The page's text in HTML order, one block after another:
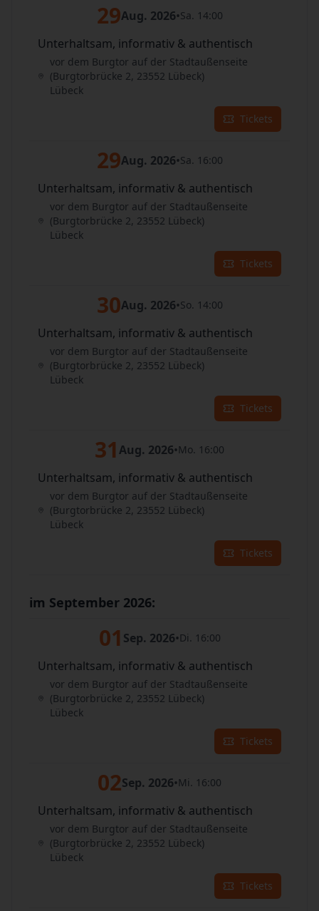
29Aug. 2026•Sa. 14:00
Unterhaltsam, informativ & authentisch
vor dem Burgtor auf der Stadtaußenseite
(Burgtorbrücke 2, 23552 Lübeck)
Lübeck
Tickets
29Aug. 2026•Sa. 16:00
Unterhaltsam, informativ & authentisch
vor dem Burgtor auf der Stadtaußenseite
(Burgtorbrücke 2, 23552 Lübeck)
Lübeck
Tickets
30Aug. 2026•So. 14:00
Unterhaltsam, informativ & authentisch
vor dem Burgtor auf der Stadtaußenseite
(Burgtorbrücke 2, 23552 Lübeck)
Lübeck
Tickets
31 Aug. 2026•Mo. 16:00
Unterhaltsam, informativ & authentisch
vor dem Burgtor auf der Stadtaußenseite
(Burgtorbrücke 2, 23552 Lübeck)
Lübeck
Tickets
im September 2026:
01 Sep. 2026•Di. 16:00
Unterhaltsam, informativ & authentisch
vor dem Burgtor auf der Stadtaußenseite
(Burgtorbrücke 2, 23552 Lübeck)
Lübeck
Tickets
02Sep. 2026•Mi. 16:00
Unterhaltsam, informativ & authentisch
vor dem Burgtor auf der Stadtaußenseite
(Burgtorbrücke 2, 23552 Lübeck)
Lübeck
Tickets